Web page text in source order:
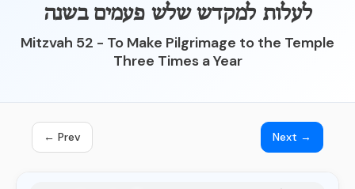
לעלות למקדש שלש פעמים בשנה
Mitzvah 52 - To Make Pilgrimage to the Temple
Three Times a Year
← Prev Next →